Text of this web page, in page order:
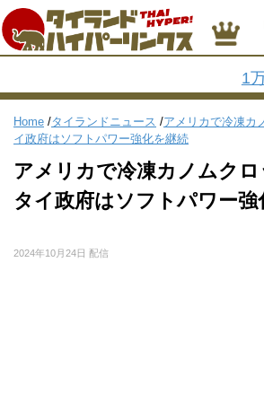
1
Home /タイランドニュース /アメリカで冷凍カ
イ政府はソフトパワー強化を継続
アメリカで冷凍カノムクロ
タイ政府はソフトパワー強
2024年10月24日 配信